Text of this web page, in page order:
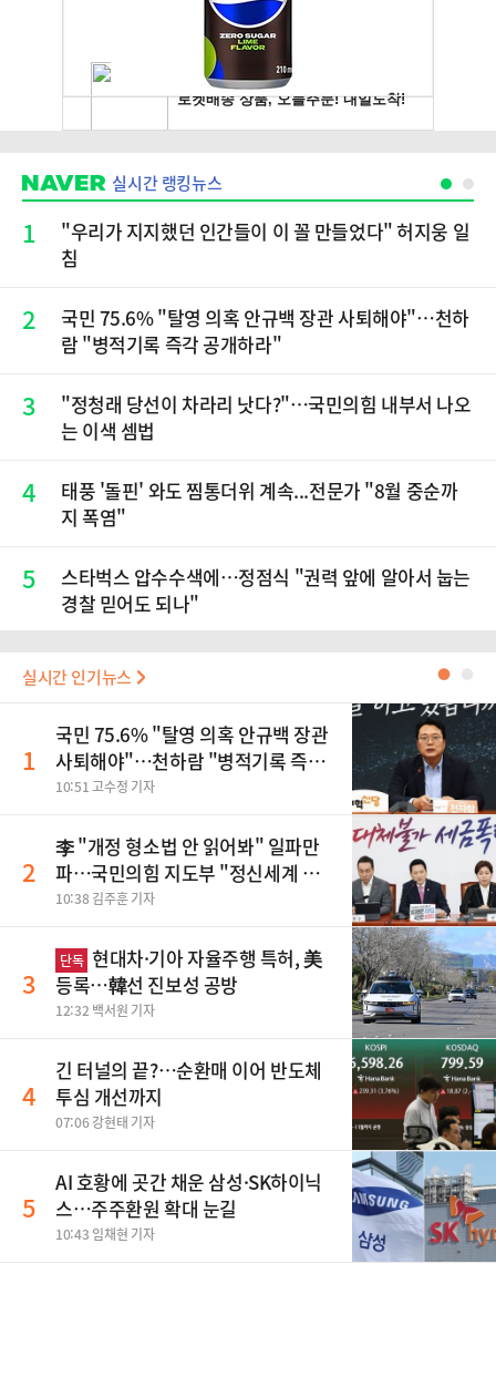
실시간 랭킹뉴스
1
"우리가 지지했던 인간들이 이 꼴 만들었다" 허지웅 일
침
2
국민 75.6% "탈영 의혹 안규백 장관 사퇴해야"…천하
람 "병적기록 즉각 공개하라"
3
​"정청래 당선이 차라리 낫다?"…국민의힘 내부서 나오
는 이색 셈법
4
태풍 '돌핀' 와도 찜통더위 계속...전문가 "8월 중순까
지 폭염"
5
스타벅스 압수수색에…정점식 "권력 앞에 알아서 눕는
경찰 믿어도 되나"
실시간 인기뉴스 ●
1
국민 75.6% "탈영 의혹 안규백 장관
사퇴해야"…천하람 "병적기록 즉각
공개하라"
10:51 고수정 기자
2
李 "개정 형소법 안 읽어봐" 일파만
파…국민의힘 지도부 "정신세계 궁
금하다"
10:38 김주훈 기자
3
단독 현대차·기아 자율주행 특허, 美
등록…韓선 진보성 공방
12:32 백서원 기자
4
긴 터널의 끝?…순환매 이어 반도체
투심 개선까지
07:06 강현태 기자
5
AI 호황에 곳간 채운 삼성·SK하이닉
스…주주환원 확대 눈길
10:43 임채현 기자